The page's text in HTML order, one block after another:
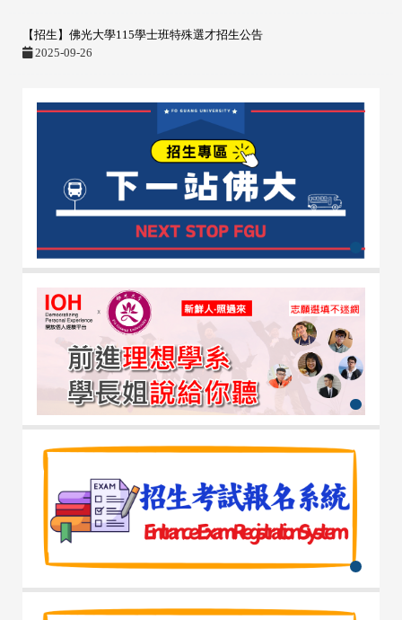
【招生】佛光大學115學士班特殊選才招生公告
2025-09-26